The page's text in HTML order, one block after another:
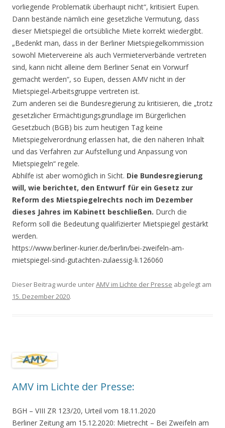
vorliegende Problematik überhaupt nicht“, kritisiert Eupen.
Dann bestände nämlich eine gesetzliche Vermutung, dass
dieser Mietspiegel die ortsübliche Miete korrekt wiedergibt.
„Bedenkt man, dass in der Berliner Mietspiegelkommission
sowohl Mietervereine als auch Vermieterverbände vertreten
sind, kann nicht alleine dem Berliner Senat ein Vorwurf
gemacht werden“, so Eupen, dessen AMV nicht in der
Mietspiegel-Arbeitsgruppe vertreten ist.
Zum anderen sei die Bundesregierung zu kritisieren, die „trotz
gesetzlicher Ermächtigungsgrundlage im Bürgerlichen
Gesetzbuch (BGB) bis zum heutigen Tag keine
Mietspiegelverordnung erlassen hat, die den näheren Inhalt
und das Verfahren zur Aufstellung und Anpassung von
Mietspiegeln“ regele.
Abhilfe ist aber womöglich in Sicht. Die Bundesregierung
will, wie berichtet, den Entwurf für ein Gesetz zur
Reform des Mietspiegelrechts noch im Dezember
dieses Jahres im Kabinett beschließen. Durch die
Reform soll die Bedeutung qualifizierter Mietspiegel gestärkt
werden.
https://www.berliner-kurier.de/berlin/bei-zweifeln-am-
mietspiegel-sind-gutachten-zulaessig-li.126060
Dieser Beitrag wurde unterAMV im Lichte der Presse abgelegt am
15. Dezember 2020.
AMV im Lichte der Presse:
BGH – VIII ZR 123/20, Urteil vom 18.11.2020
Berliner Zeitung am 15.12.2020: Mietrecht – Bei Zweifeln am